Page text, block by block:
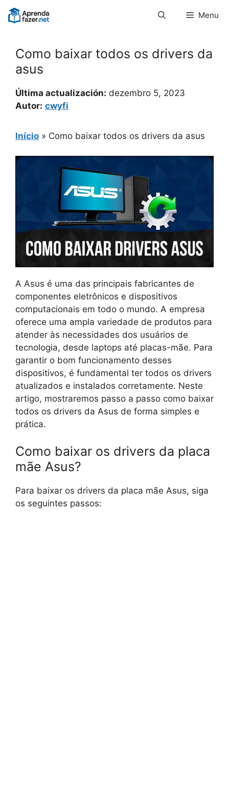
Pular
para
Menu
Como baixar todos os drivers da
asus
Última actualización: dezembro 5, 2023
Autor: cwyfi
Início » Como baixar todos os drivers da asus
A Asus é uma das principais fabricantes de
componentes eletrônicos e dispositivos
computacionais em todo o mundo. A empresa
oferece uma ampla variedade de produtos para
atender às necessidades dos usuários de
tecnologia, desde laptops até placas-mãe. Para
garantir o bom funcionamento desses
dispositivos, é fundamental ter todos os drivers
atualizados e instalados corretamente. Neste
artigo, mostraremos passo a passo como baixar
todos os drivers da Asus de forma simples e
prática.
Como baixar os drivers da placa
mãe Asus?
Para baixar os drivers da placa mãe Asus, siga
os seguintes passos: